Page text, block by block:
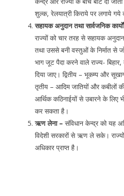
शुल्क, रेलयात्री किराये पर लगाये गये
सहायक अनुदान तथा सार्वजनिक
राज्यों को चार तरह से सहायक
तथा उससे बनी वस्तुओं के निर्मात से
भाग जूट पैदा करने वाले राज्य-
दिया जाए। द्वितीय – भूकम्प और
तृतीय – आदिम जातियों और कबीलों
आर्थिक कठिनाईयों से उबारने के लिए
कर सकता है।
ऋण लेना – संविधान केन्द्र को यह
विदेशी सरकारों से ऋण ले सके।
अधिकार प्राप्त है।